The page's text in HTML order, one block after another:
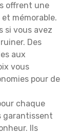
offrent une
mémorable.
si vous avez
Des
aux
vous
pour de
chaque
garantissent
Ils